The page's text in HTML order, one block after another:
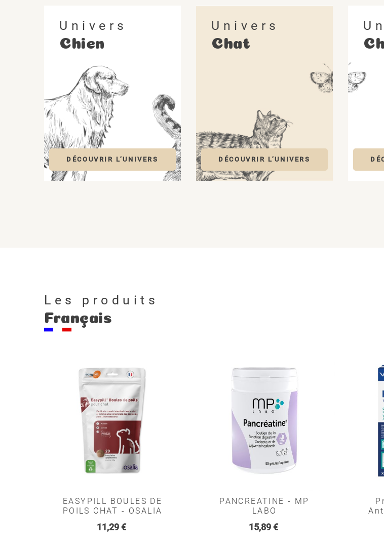
Univers
Chien
DÉCOUVRIR L’UNIVERS
Univers
Chat
DÉCOUVRIR L’UNIVERS
Les produits
Français
EASYPILL BOULES DE
POILS CHAT - OSALIA
Prix
11,29 €
PANCREATINE - MP
LABO
Prix
15,89 €